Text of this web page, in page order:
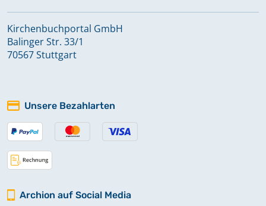
Kirchenbuchportal GmbH
Balinger Str. 33/1
70567 Stuttgart
Unsere Bezahlarten
Archion auf Social Media